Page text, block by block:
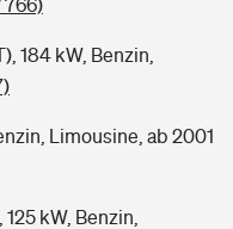
184 kW, Benzin,
Limousine, ab 2001
kW, Benzin,